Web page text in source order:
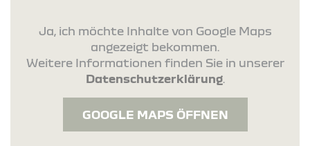
Ja, ich möchte Inhalte von Google Maps
angezeigt bekommen.
Weitere Informationen finden Sie in unserer
Datenschutzerklärung.
GOOGLE MAPS ÖFFNEN